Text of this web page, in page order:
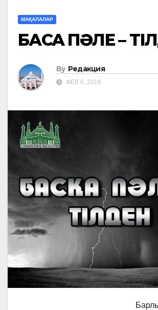
МАҚАЛАЛАР
БАСҚА ПӘЛЕ –
By Редакция
ФЕВ 6, 2016